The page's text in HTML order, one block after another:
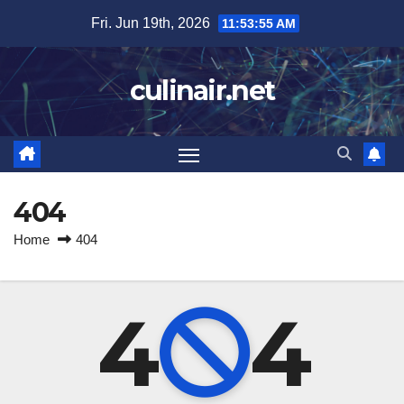
content
Fri. Jun 19th, 2026 11:53:55 AM
culinair.net
404
Home 404
4 4